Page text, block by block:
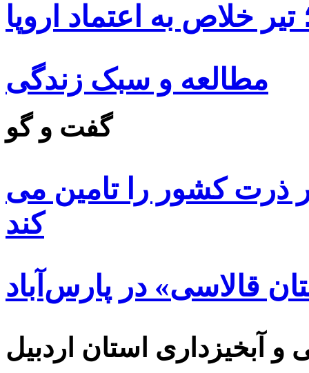
خلاص به اعتماد اروپا
مطالعه و سبک زندگی
گفت و گو
۸۵ درصد بذر ذرت کشور را تامین می
کند
قالاسی» در پارس‌آباد